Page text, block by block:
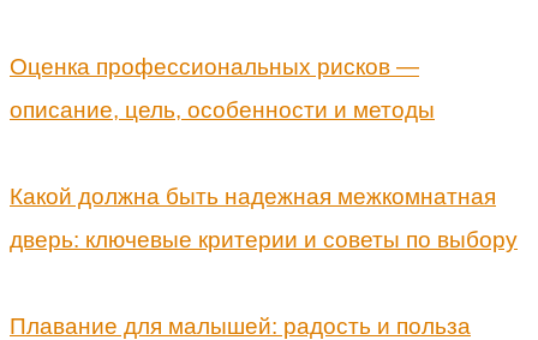
Оценка профессиональных рисков —
описание, цель, особенности и методы
Какой должна быть надежная межкомнатная
дверь: ключевые критерии и советы по выбору
Плавание для малышей: радость и польза